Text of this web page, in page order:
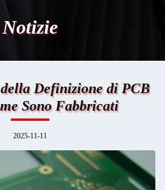
Notizie
Definizione di PCB
Sono Fabbricati
2025-11-11